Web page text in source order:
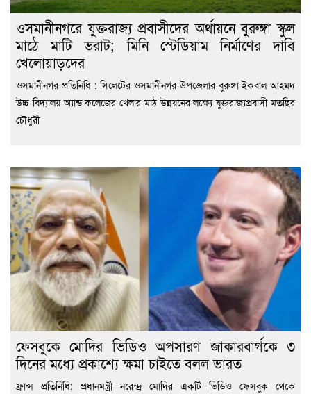
ওসমানীনগরে যুক্তরাজ্য প্রবাসীদের অর্থায়নে বুরুঙ্গা স্কুল
মাঠে মাটি ভরাট; মিনি স্টেডিয়াম নির্মাণের দাবি
খেলোয়াড়দের
ওসমানীনগর প্রতিনিধি : সিলেটের ওসমানীনগর উপজেলার বুরুঙ্গা ইকবাল আহমদ
উচ্চ বিদ্যালয় অ্যান্ড কলেজের খেলার মাঠ উন্নয়নের লক্ষ্যে যুক্তরাজ্যপ্রবাসী মতছির
চৌধুরী
ফেসবুকে মোদির ভিডিও অপসারণ জাকারবার্গকে ৩
দিনের মধ্যে প্রকাশ্যে ক্ষমা চাইতে বলল ভারত
ফ্রান্স প্রতিনিধি: প্রধানমন্ত্রী নরেন্দ্র মোদির একটি ভিডিও ফেসবুক থেকে